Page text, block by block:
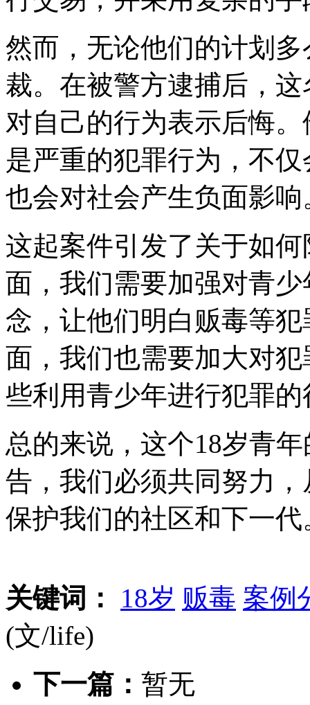
然而，无论他们的计划
裁。在被警方逮捕后，
对自己的行为表示后悔
是严重的犯罪行为，不
也会对社会产生负面影响
这起案件引发了关于如
面，我们需要加强对青
念，让他们明白贩毒等
面，我们也需要加大对
些利用青少年进行犯罪的
总的来说，这个18岁青
告，我们必须共同努力
保护我们的社区和下一代
关键词： 18岁 贩毒 案例
(文/life)
下一篇： 暂无